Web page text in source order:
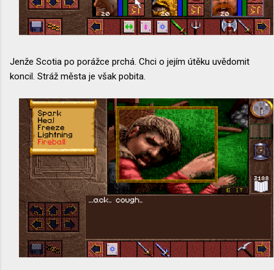
Jenže Scotia po porážce prchá. Chci o jejím útěku uvědomit
koncil. Stráž města je však pobita.